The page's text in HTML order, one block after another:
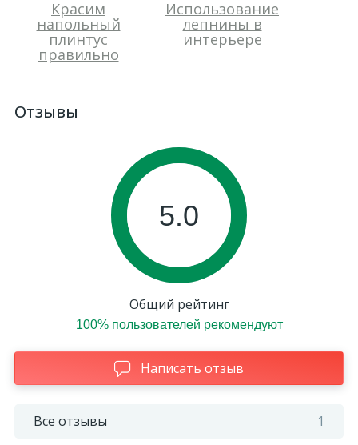
Красим
напольный
плинтус
правильно
Использование
лепнины в
интерьере
Отзывы
5.0
Общий рейтинг
100% пользователей рекомендуют
Написать отзыв
Все отзывы 1